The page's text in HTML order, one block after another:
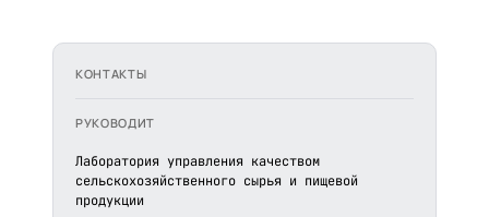
КОНТАКТЫ
РУКОВОДИТ
Лаборатория управления качеством
сельскохозяйственного сырья и пищевой
продукции